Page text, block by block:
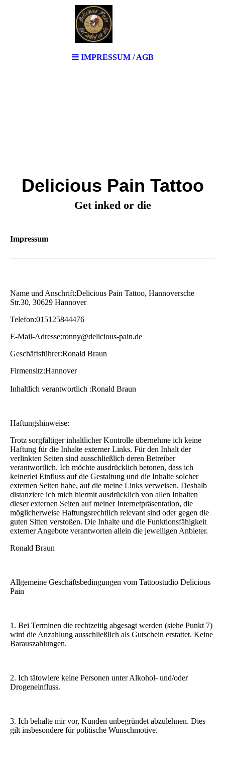
IMPRESSUM / AGB
Delicious Pain Tattoo
Get inked or die
Impressum
Name und Anschrift:Delicious Pain Tattoo, Hannoversche
Str.30, 30629 Hannover
Telefon:015125844476
E-Mail-Adresse:ronny@delicious-pain.de
Geschäftsführer:Ronald Braun
Firmensitz:Hannover
Inhaltlich verantwortlich :Ronald Braun
Haftungshinweise:
Trotz sorgfältiger inhaltlicher Kontrolle übernehme ich keine
Haftung für die Inhalte externer Links. Für den Inhalt der
verlinkten Seiten sind ausschließlich deren Betreiber
verantwortlich. Ich möchte ausdrücklich betonen, dass ich
keinerlei Einfluss auf die Gestaltung und die Inhalte solcher
externen Seiten habe, auf die meine Links verweisen. Deshalb
distanziere ich mich hiermit ausdrücklich von allen Inhalten
dieser externen Seiten auf meiner Internetpräsentation, die
möglicherweise Haftungsrechtlich relevant sind oder gegen die
guten Sitten verstoßen. Die Inhalte und die Funktionsfähigkeit
externer Angebote verantworten allein die jeweiligen Anbieter.
Ronald Braun
Allgemeine Geschäftsbedingungen vom Tattoostudio Delicious
Pain
1. Bei Terminen die rechtzeitig abgesagt werden (siehe Punkt 7)
wird die Anzahlung ausschließlich als Gutschein erstattet. Keine
Barauszahlungen.
2. Ich tätowiere keine Personen unter Alkohol- und/oder
Drogeneinfluss.
3. Ich behalte mir vor, Kunden unbegründet abzulehnen. Dies
gilt insbesondere für politische Wunschmotive.